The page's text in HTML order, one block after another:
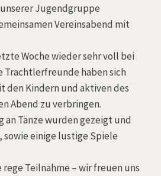
Jugendgruppe
Vereinsabend mit
Woche wieder sehr voll bei
Trachtlerfreunde haben sich
den Kindern und aktiven des
Abend zu verbringen.
an Tänze wurden gezeigt und
einige lustige Spiele
Teilnahme – wir freuen uns